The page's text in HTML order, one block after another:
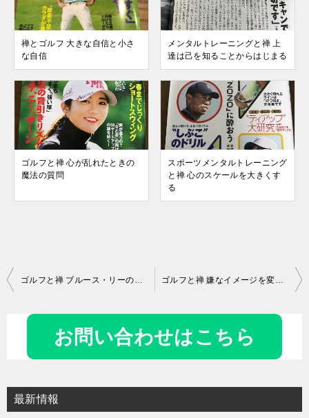
禅とゴルフ 大きな自信と小さ
な自信
メンタルトレーニングと禅 上
達は己を知ることからはじまる
ゴルフと禅 心が乱れたときの
魔法の質問
スポーツメンタルトレーニング
と禅 心のスケールを大きくす
る
投
ー
シ
ゴルフと禅 ブルース・リーの教え ゴルフと禅 嫌なイメージを変える方法
お問い合わせはこちら
最新情報